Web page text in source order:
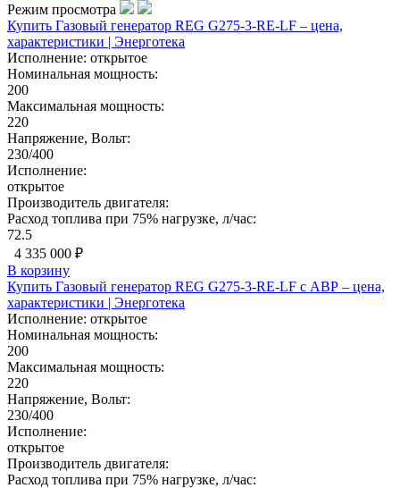
Режим просмотра
Купить Газовый генератор REG G275-3-RE-LF – цена,
характеристики | Энерготека
Исполнение: открытое
Номинальная мощность:
200
Максимальная мощность:
220
Напряжение, Вольт:
230/400
Исполнение:
открытое
Производитель двигателя:
Расход топлива при 75% нагрузке, л/час:
72.5
4 335 000 ₽
В корзину
Купить Газовый генератор REG G275-3-RE-LF с АВР – цена,
характеристики | Энерготека
Исполнение: открытое
Номинальная мощность:
200
Максимальная мощность:
220
Напряжение, Вольт:
230/400
Исполнение:
открытое
Производитель двигателя:
Расход топлива при 75% нагрузке, л/час: